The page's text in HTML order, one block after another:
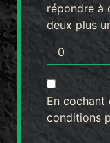
répondre à
deux plus
En cochant
conditions